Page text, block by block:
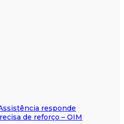
responde
de reforço – OIM